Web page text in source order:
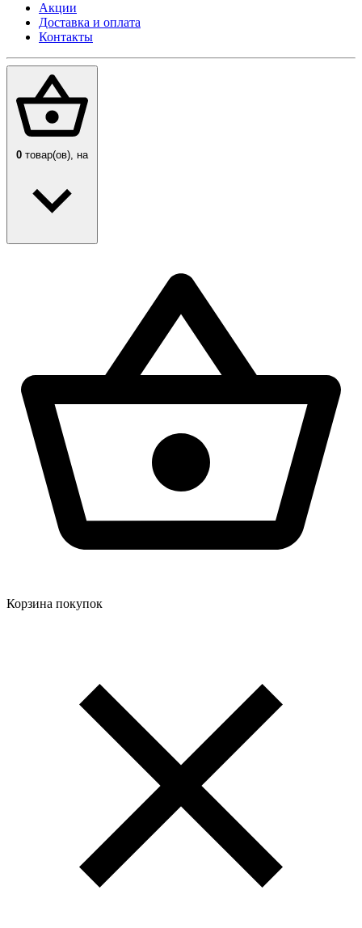
Акции
Доставка и оплата
Контакты
0 товар(ов), на
Корзина покупок